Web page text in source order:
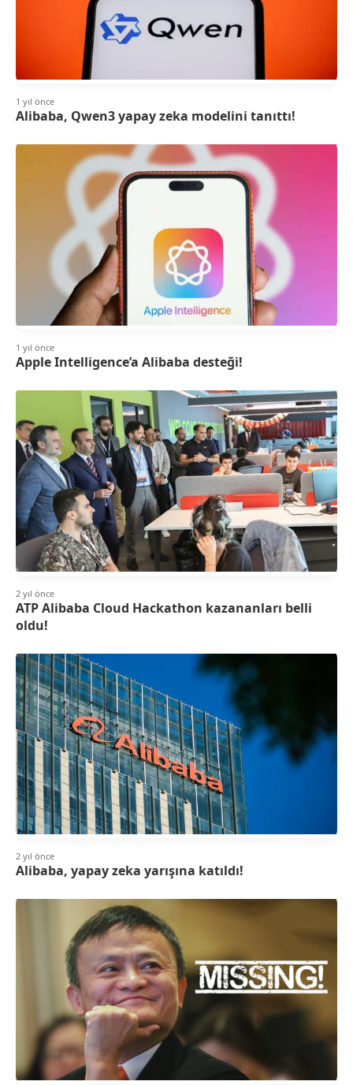
1 yıl önce
Alibaba, Qwen3 yapay zeka modelini tanıttı!
1 yıl önce
Apple Intelligence’a Alibaba desteği!
2 yıl önce
ATP Alibaba Cloud Hackathon kazananları belli
oldu!
2 yıl önce
Alibaba, yapay zeka yarışına katıldı!